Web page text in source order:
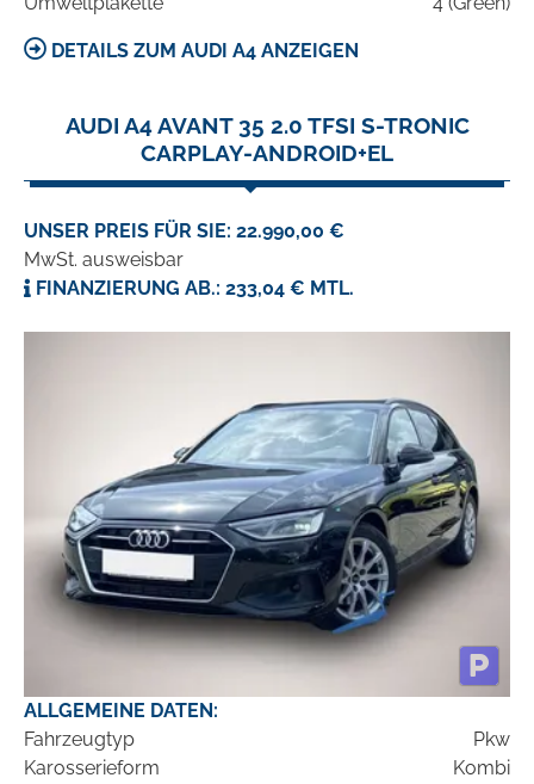
DETAILS ZUM AUDI A4 ANZEIGEN
AUDI A4 AVANT 35 2.0 TFSI S-TRONIC
CARPLAY-ANDROID+EL
UNSER PREIS FÜR SIE: 22.990,00 €
MwSt. ausweisbar
FINANZIERUNG AB.: 233,04 € MTL.
ALLGEMEINE DATEN:
Fahrzeugtyp
Pkw
Karosserieform
Kombi